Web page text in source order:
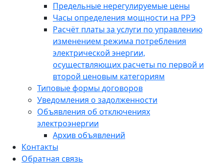
Предельные нерегулируемые цены
Часы определения мощности на РРЭ
Расчёт платы за услуги по управлению
изменением режима потребления
электрической энергии,
осуществляющих расчеты по первой и
второй ценовым категориям
Типовые формы договоров
Уведомления о задолженности
Объявления об отключениях
электроэнергии
Архив объявлений
Контакты
Обратная связь